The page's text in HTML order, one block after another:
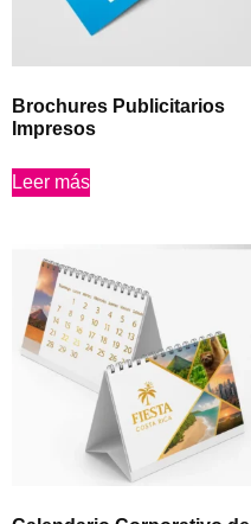
Brochures Publicitarios
Impresos
Leer más